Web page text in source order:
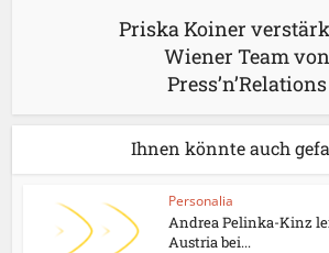
Priska Koiner
Wiener Team von
Press’n’Relations
Ihnen könnte auch
Personalia
Andrea Pelinka-Kinz
Austria bei...